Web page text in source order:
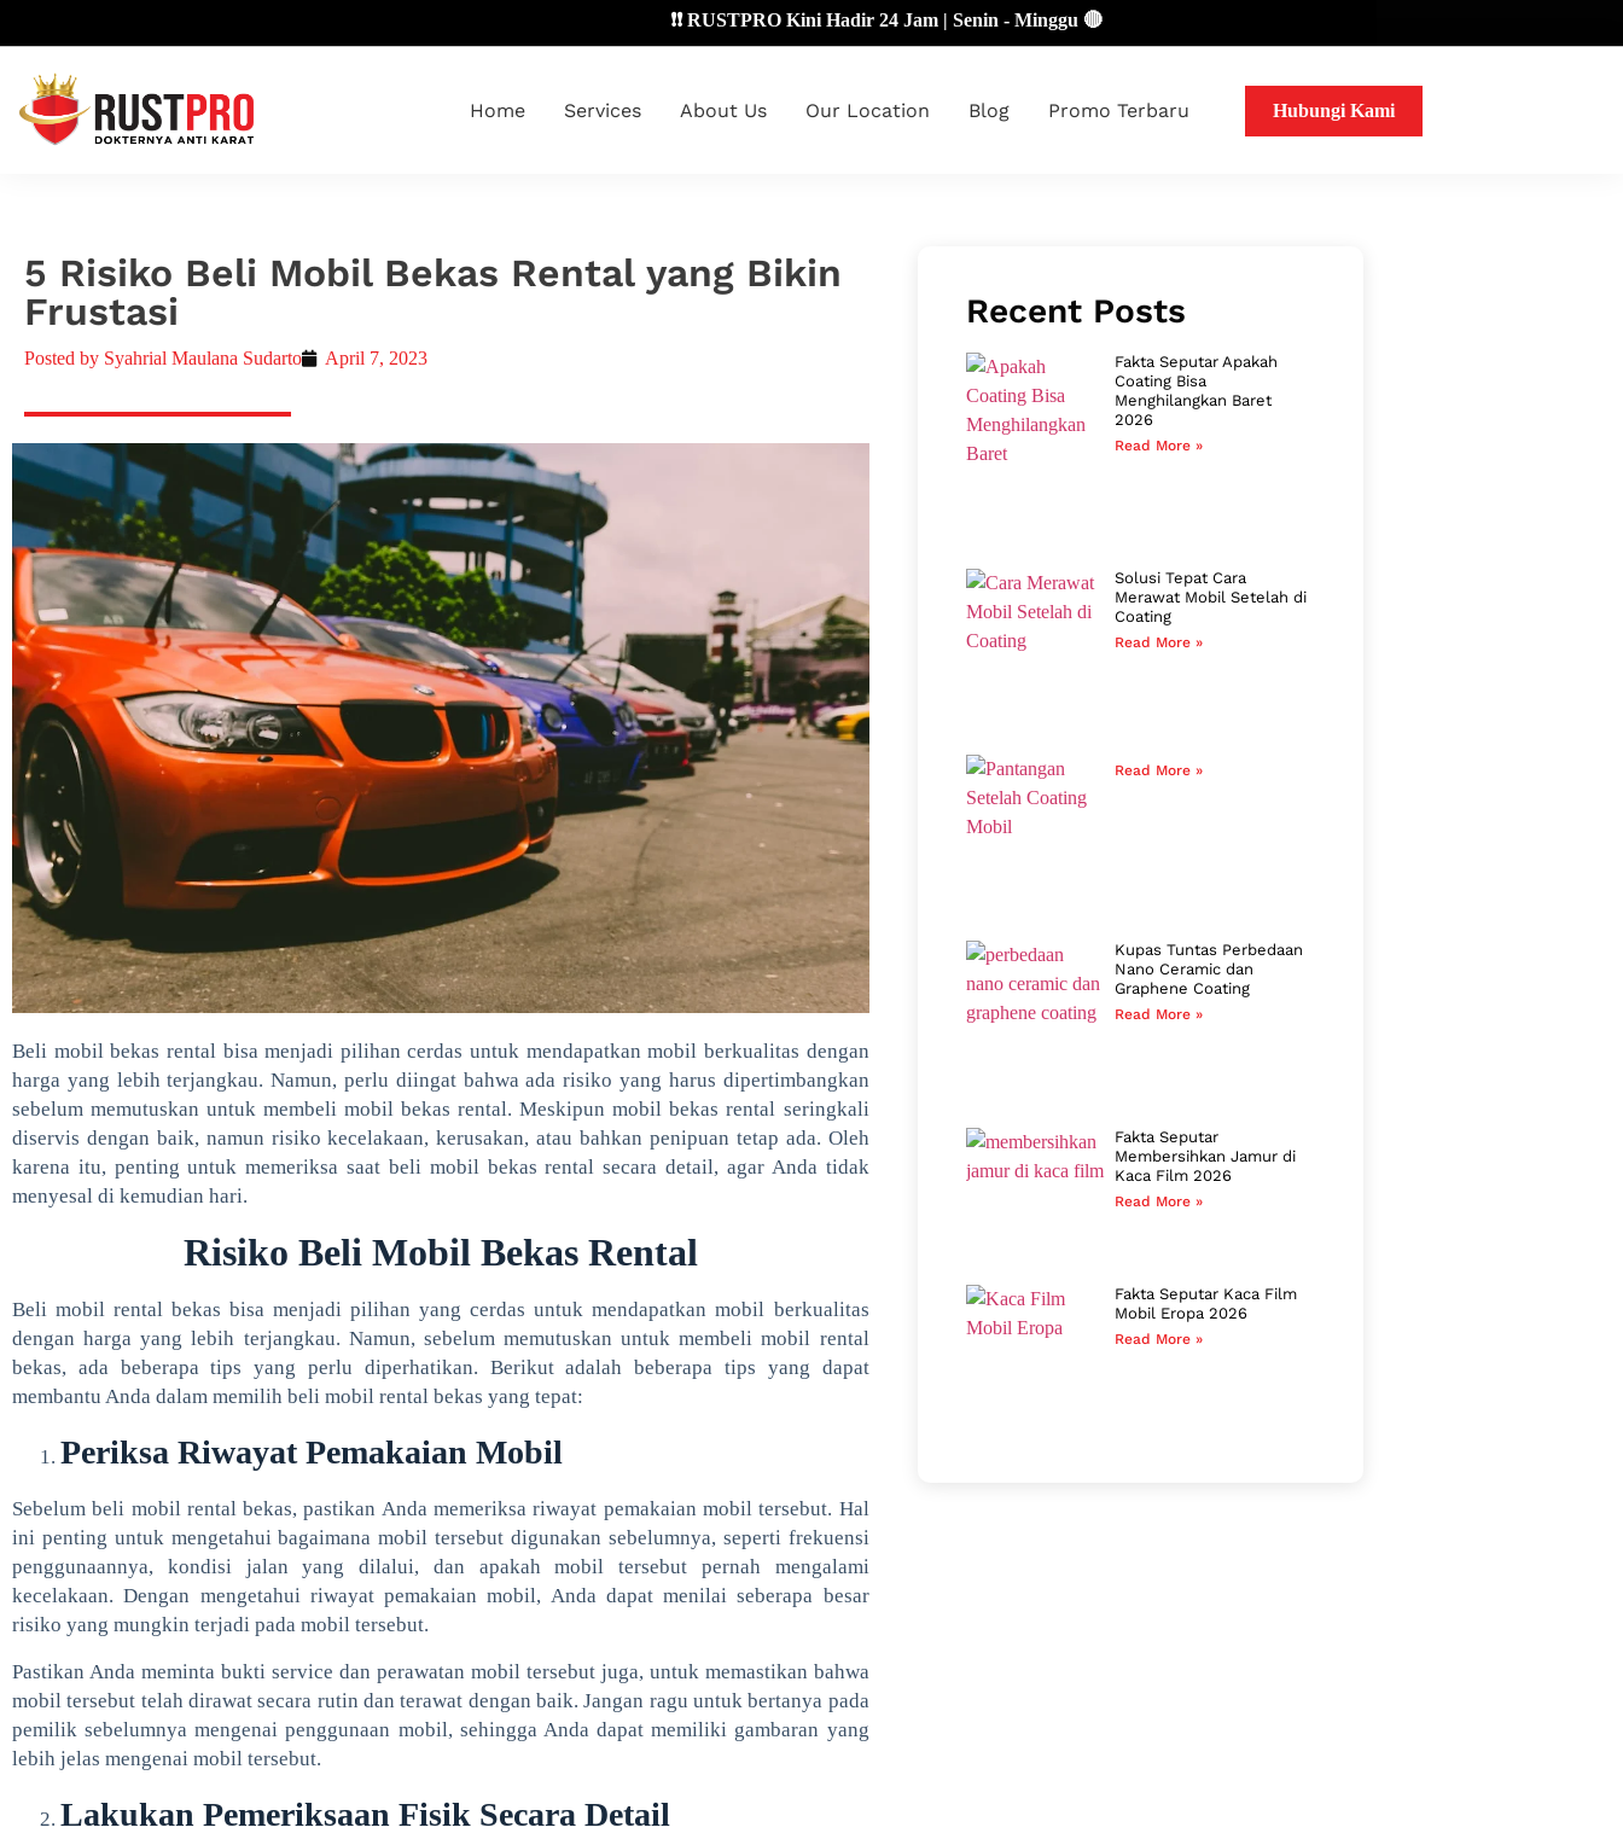
❗❗ RUSTPRO Kini Hadir 24 Jam | Senin - Minggu 🔴
Home Services About Us Our Location Blog Promo Terbaru Hubungi Kami
5 Risiko Beli Mobil Bekas Rental yang Bikin
Frustasi
Posted by Syahrial Maulana Sudarto April 7, 2023
Beli mobil bekas rental bisa menjadi pilihan cerdas untuk mendapatkan mobil berkualitas dengan
harga yang lebih terjangkau. Namun, perlu diingat bahwa ada risiko yang harus dipertimbangkan
sebelum memutuskan untuk membeli mobil bekas rental. Meskipun mobil bekas rental seringkali
diservis dengan baik, namun risiko kecelakaan, kerusakan, atau bahkan penipuan tetap ada. Oleh
karena itu, penting untuk memeriksa saat beli mobil bekas rental secara detail, agar Anda tidak
menyesal di kemudian hari.
Risiko Beli Mobil Bekas Rental
Beli mobil rental bekas bisa menjadi pilihan yang cerdas untuk mendapatkan mobil berkualitas
dengan harga yang lebih terjangkau. Namun, sebelum memutuskan untuk membeli mobil rental
bekas, ada beberapa tips yang perlu diperhatikan. Berikut adalah beberapa tips yang dapat
membantu Anda dalam memilih beli mobil rental bekas yang tepat:
Periksa Riwayat Pemakaian Mobil
Sebelum beli mobil rental bekas, pastikan Anda memeriksa riwayat pemakaian mobil tersebut. Hal
ini penting untuk mengetahui bagaimana mobil tersebut digunakan sebelumnya, seperti frekuensi
penggunaannya, kondisi jalan yang dilalui, dan apakah mobil tersebut pernah mengalami
kecelakaan. Dengan mengetahui riwayat pemakaian mobil, Anda dapat menilai seberapa besar
risiko yang mungkin terjadi pada mobil tersebut.
Pastikan Anda meminta bukti service dan perawatan mobil tersebut juga, untuk memastikan bahwa
mobil tersebut telah dirawat secara rutin dan terawat dengan baik. Jangan ragu untuk bertanya pada
pemilik sebelumnya mengenai penggunaan mobil, sehingga Anda dapat memiliki gambaran yang
lebih jelas mengenai mobil tersebut.
Lakukan Pemeriksaan Fisik Secara Detail
Recent Posts
Fakta Seputar Apakah
Coating Bisa
Menghilangkan Baret
2026
Read More »
Solusi Tepat Cara
Merawat Mobil Setelah di
Coating
Read More »
Read More »
Kupas Tuntas Perbedaan
Nano Ceramic dan
Graphene Coating
Read More »
Fakta Seputar
Membersihkan Jamur di
Kaca Film 2026
Read More »
Fakta Seputar Kaca Film
Mobil Eropa 2026
Read More »